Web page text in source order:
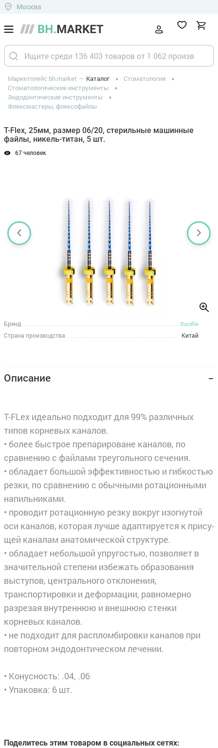
Москва
Маркетплейс bh.market Каталог
Стоматология
Стоматологические инструменты
Эндодонтические инструменты
Флексмастеры, флексофайлы
T-Flex, 25мм, размер 06/20, стерильные машинные
файлы, никель-титан, 5 шт.
67 человек
Бренд Eurofile
Страна производства Китай
Описание
T-FLex идеально подходит для 99% различных
типов корневых каналов.
• более быстрое препарироване каналов, по
сравнению с файлами треугольного сечения.
• обладает большой эффективностью и гибкостью
резки, по сравнению с обычными ротационными
напильниками.
• проводит ротационную резку вокруг изогнутой
оси каналов, которая лучше адаптируется к прису­
щей каналам анатомической структуре.
• обладает небольшой упругостью, позволяет в
значительной степени избежать образования
высту­пов, центрального отклонения,
транспортировки и деформации, равномерно
разрезая внутреннюю и внешнюю стенки
корневых каналов.
• не подходит для распломбировки каналов при
повторном эндодонтическом лечении.
• Конусность: .04, .06
• Упаковка: 6 шт.
Поделитесь этим товаром в социальных сетях: